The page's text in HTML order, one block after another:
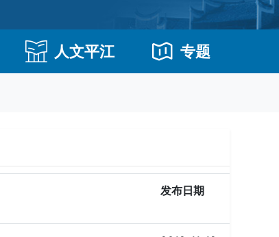
人文平江 专题
发布日期